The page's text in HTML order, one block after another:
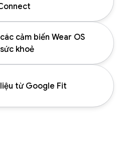
cảm biến Wear OS
khoẻ
từ Google Fit